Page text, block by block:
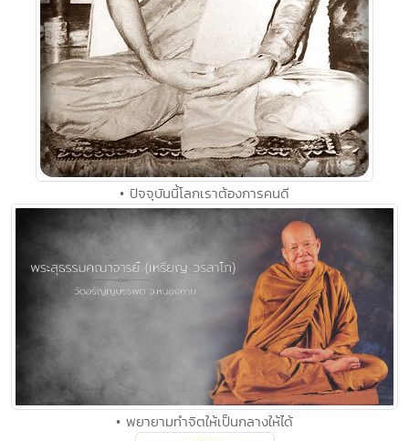
• ปัจจุบันนี้โลกเราต้องการคนดี
• พยายามทำจิตให้เป็นกลางให้ได้